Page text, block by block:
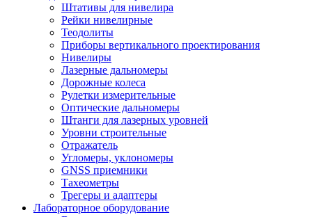
Штативы для нивелира
Рейки нивелирные
Теодолиты
Приборы вертикального проектирования
Нивелиры
Лазерные дальномеры
Дорожные колеса
Рулетки измерительные
Оптические дальномеры
Штанги для лазерных уровней
Уровни строительные
Отражатель
Угломеры, уклономеры
GNSS приемники
Тахеометры
Трегеры и адаптеры
Лабораторное оборудование